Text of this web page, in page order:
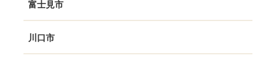
富士見市
川口市